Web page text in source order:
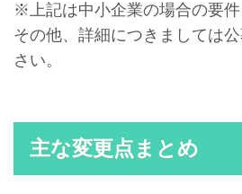
※上記は中小企業の場合の要件
その他、詳細につきましては
さい。
主な変更点まと